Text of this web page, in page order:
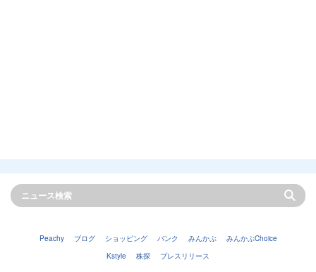
Peachy ブログ ショッピング バンク みんかぶ
みんかぶChoice
Kstyle
株探 プレスリリース